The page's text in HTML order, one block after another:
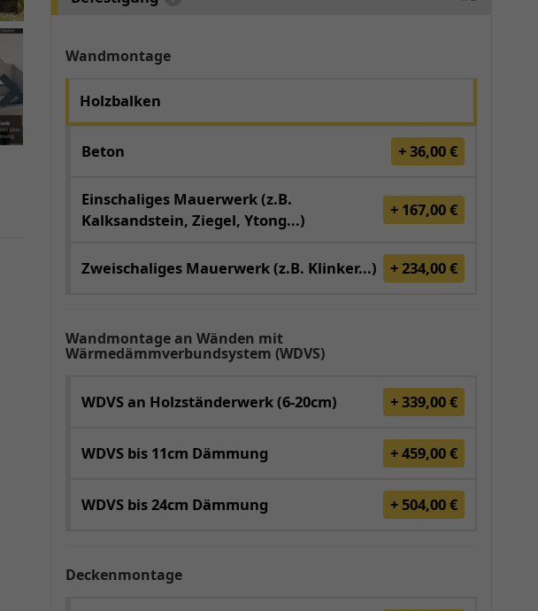
Wandmontage
Holzbalken
Beton + 36,00 €
Einschaliges Mauerwerk (z.B.
Kalksandstein, Ziegel, Ytong...)
+ 167,00 €
Zweischaliges Mauerwerk (z.B. Klinker...) + 234,00 €
Wandmontage an Wänden mit
Wärmedämmverbundsystem (WDVS)
WDVS an Holzständerwerk (6-20cm) + 339,00 €
WDVS bis 11cm Dämmung + 459,00 €
WDVS bis 24cm Dämmung + 504,00 €
Deckenmontage